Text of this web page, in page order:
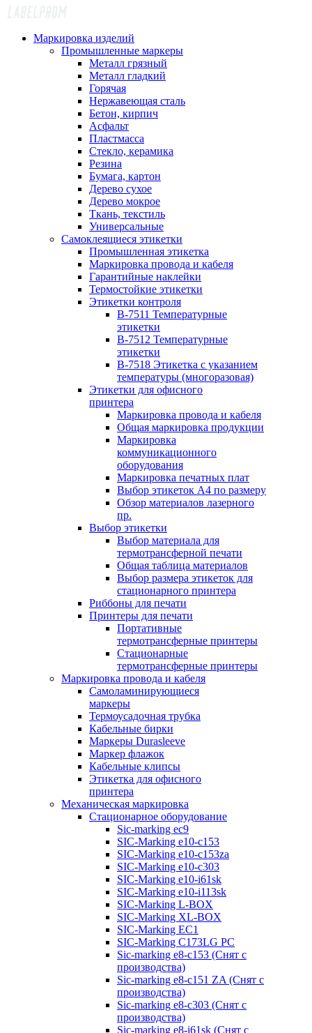
Маркировка изделий
Промышленные маркеры
Металл грязный
Металл гладкий
Горячая
Нержавеющая сталь
Бетон, кирпич
Асфальт
Пластмасса
Стекло, керамика
Резина
Бумага, картон
Дерево сухое
Дерево мокрое
Ткань, текстиль
Универсальные
Самоклеящиеся этикетки
Промышленная этикетка
Маркировка провода и кабеля
Гарантийные наклейки
Термостойкие этикетки
Этикетки контроля
B-7511 Температурные
этикетки
B-7512 Температурные
этикетки
B-7518 Этикетка с указанием
температуры (многоразовая)
Этикетки для офисного
принтера
Маркировка провода и кабеля
Общая маркировка продукции
Маркировка
коммуникационного
оборудования
Маркировка печатных плат
Выбор этикеток А4 по размеру
Обзор материалов лазерного
пр.
Выбор этикетки
Выбор материала для
термотрансферной печати
Общая таблица материалов
Выбор размера этикеток для
стационарного принтера
Риббоны для печати
Принтеры для печати
Портативные
термотрансферные принтеры
Стационарные
термотрансферные принтеры
Маркировка провода и кабеля
Самоламинирующиеся
маркеры
Термоусадочная трубка
Кабельные бирки
Маркеры Durasleeve
Маркер флажок
Кабельные клипсы
Этикетка для офисного
принтера
Механическая маркировка
Стационарное оборудование
Sic-marking ec9
SIC-Marking e10-c153
SIC-Marking e10-c153za
SIC-Marking e10-c303
SIC-Marking e10-i61sk
SIC-Marking e10-i113sk
SIC-Marking L-BOX
SIC-Marking XL-BOX
SIC-Marking EC1
SIC-Marking C173LG PC
Sic-marking e8-c153 (Снят с
производства)
Sic-marking e8-c151 ZA (Снят с
производства)
Sic-marking e8-c303 (Снят с
производства)
Sic-marking e8-i61sk (Снят с